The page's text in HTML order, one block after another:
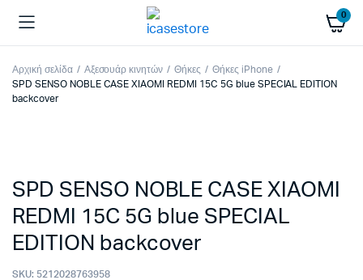
0
Αρχική σελίδα Αξεσουάρ κινητών Θήκες
Θήκες iPhone
SPD SENSO NOBLE CASE XIAOMI REDMI 15C 5G blue SPECIAL EDITION
backcover
SPD SENSO NOBLE CASE XIAOMI
REDMI 15C 5G blue SPECIAL
EDITION backcover
SKU: 5212028763958